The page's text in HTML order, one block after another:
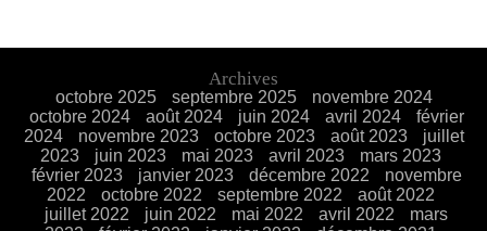
Archives
octobre 2025 septembre 2025
novembre 2024
octobre 2024
août 2024 juin 2024 avril 2024
février
2024
novembre 2023 octobre 2023 août 2023
juillet
2023
juin 2023 mai 2023 avril 2023
mars 2023
février 2023
janvier 2023 décembre 2022
novembre
2022
octobre 2022 septembre 2022
août 2022
juillet 2022
juin 2022 mai 2022 avril 2022
mars